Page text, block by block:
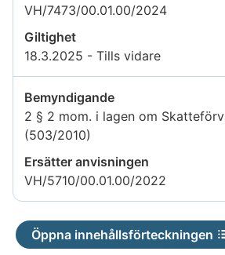
VH/7473/00.01.00/2024
Giltighet
18.3.2025 - Tills vidare
Bemyndigande
2 § 2 mom. i lagen om
(503/2010)
Ersätter anvisningen
VH/5710/00.01.00/2022
Öppna innehållsförteckningen